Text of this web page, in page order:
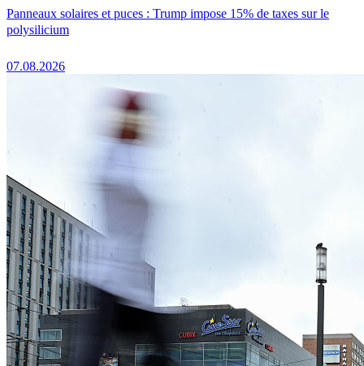
Panneaux solaires et puces : Trump impose 15% de taxes sur le
polysilicium
07.08.2026